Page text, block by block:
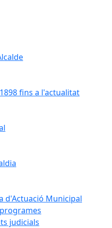
fins a l'actualitat
d'Actuació Municipal
judicials